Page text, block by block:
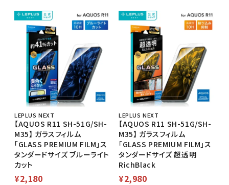
LEPLUS NEXT
【AQUOS R11 SH-51G/SH-
M35】 ガラスフィルム
「GLASS PREMIUM FILM」ス
タンダードサイズ ブルーライト
カット
¥2,180
LEPLUS NEXT
【AQUOS R11 SH-51G/SH-
M35】 ガラスフィルム
「GLASS PREMIUM FILM」ス
タンダードサイズ 超透明
RichBlack
¥2,980